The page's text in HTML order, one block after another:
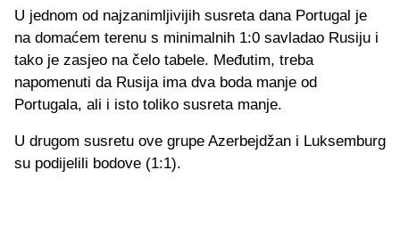
U jednom od najzanimljivijih susreta dana Portugal je
na domaćem terenu s minimalnih 1:0 savladao Rusiju i
tako je zasjeo na čelo tabele. Međutim, treba
napomenuti da Rusija ima dva boda manje od
Portugala, ali i isto toliko susreta manje.
U drugom susretu ove grupe Azerbejdžan i Luksemburg
su podijelili bodove (1:1).